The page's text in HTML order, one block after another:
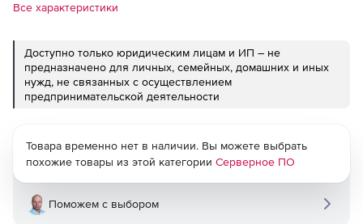
Все характеристики
Доступно только юридическим лицам и ИП – не
предназначено для личных, семейных, домашних и иных
нужд, не связанных с осуществлением
предпринимательской деятельности
Товара временно нет в наличии. Вы можете выбрать
похожие товары из этой категории Серверное ПО
Поможем с выбором